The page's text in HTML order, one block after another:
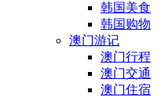
韩国美食
韩国购物
澳门游记
澳门行程
澳门交通
澳门住宿